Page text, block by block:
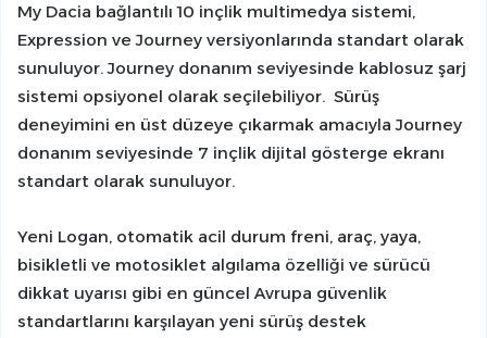
My Dacia bağlantılı 10 inçlik multimedya sistemi,
Expression ve Journey versiyonlarında standart olarak
sunuluyor. Journey donanım seviyesinde kablosuz şarj
sistemi opsiyonel olarak seçilebiliyor. Sürüş
deneyimini en üst düzeye çıkarmak amacıyla Journey
donanım seviyesinde 7 inçlik dijital gösterge ekranı
standart olarak sunuluyor.
Yeni Logan, otomatik acil durum freni, araç, yaya,
bisikletli ve motosiklet algılama özelliği ve sürücü
dikkat uyarısı gibi en güncel Avrupa güvenlik
standartlarını karşılayan yeni sürüş destek